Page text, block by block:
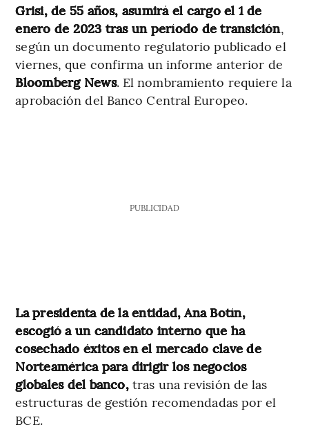
Grisi, de 55 años, asumirá el cargo el 1 de
enero de 2023 tras un período de transición,
según un documento regulatorio publicado el
viernes, que confirma un informe anterior de
Bloomberg News. El nombramiento requiere la
aprobación del Banco Central Europeo.
PUBLICIDAD
La presidenta de la entidad, Ana Botín,
escogió a un candidato interno que ha
cosechado éxitos en el mercado clave de
Norteamérica para dirigir los negocios
globales del banco,tras una revisión de las
estructuras de gestión recomendadas por el
BCE.